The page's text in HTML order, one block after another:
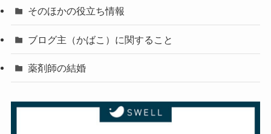
そのほかの役立ち情報
ブログ主（かばこ）に関すること
薬剤師の結婚